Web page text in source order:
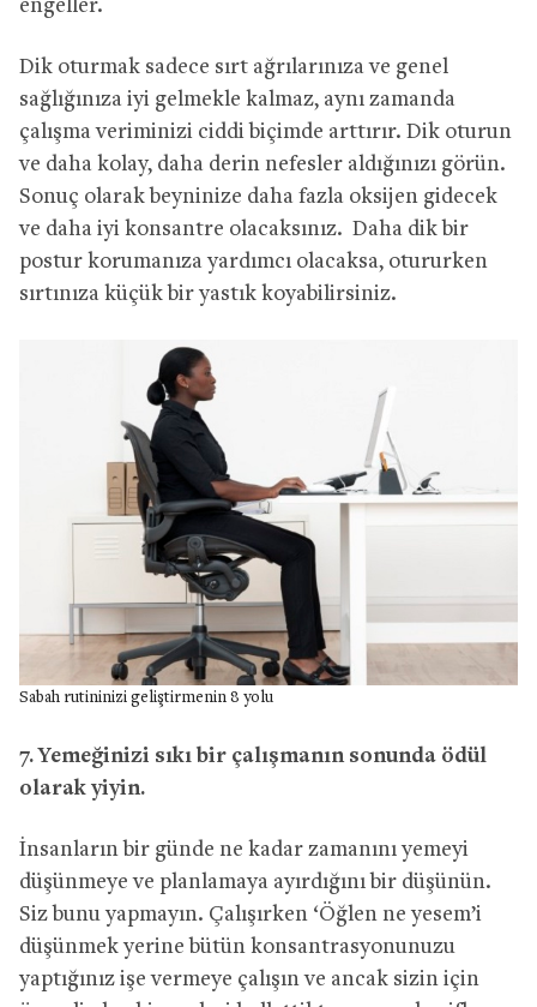
engeller.
Dik oturmak sadece sırt ağrılarınıza ve genel
sağlığınıza iyi gelmekle kalmaz, aynı zamanda
çalışma veriminizi ciddi biçimde arttırır. Dik oturun
ve daha kolay, daha derin nefesler aldığınızı görün.
Sonuç olarak beyninize daha fazla oksijen gidecek
ve daha iyi konsantre olacaksınız. Daha dik bir
postur korumanıza yardımcı olacaksa, otururken
sırtınıza küçük bir yastık koyabilirsiniz.
Sabah rutininizi geliştirmenin 8 yolu
7. Yemeğinizi sıkı bir çalışmanın sonunda ödül
olarak yiyin.
İnsanların bir günde ne kadar zamanını yemeyi
düşünmeye ve planlamaya ayırdığını bir düşünün.
Siz bunu yapmayın. Çalışırken ‘Öğlen ne yesem’i
düşünmek yerine bütün konsantrasyonunuzu
yaptığınız işe vermeye çalışın ve ancak sizin için